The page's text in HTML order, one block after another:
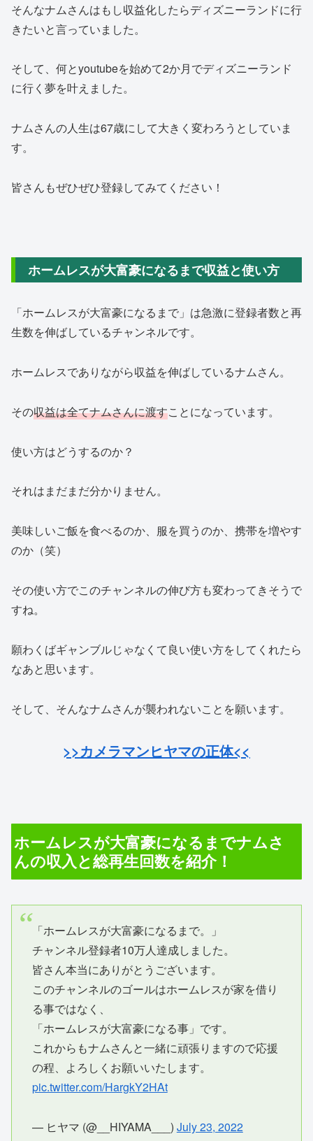
そんなナムさんはもし収益化したらディズニーランドに行
きたいと言っていました。
そして、何とyoutubeを始めて2か月でディズニーランド
に行く夢を叶えました。
ナムさんの人生は67歳にして大きく変わろうとしていま
す。
皆さんもぜひぜひ登録してみてください！
ホームレスが大富豪になるまで収益と使い方
「ホームレスが大富豪になるまで」は急激に登録者数と再
生数を伸ばしているチャンネルです。
ホームレスでありながら収益を伸ばしているナムさん。
その収益は全てナムさんに渡すことになっています。
使い方はどうするのか？
それはまだまだ分かりません。
美味しいご飯を食べるのか、服を買うのか、携帯を増やす
のか（笑）
その使い方でこのチャンネルの伸び方も変わってきそうで
すね。
願わくばギャンブルじゃなくて良い使い方をしてくれたら
なあと思います。
そして、そんなナムさんが襲われないことを願います。
>>カメラマンヒヤマの正体<<
ホームレスが大富豪になるまでナムさ
んの収入と総再生回数を紹介！
「ホームレスが大富豪になるまで。」
チャンネル登録者10万人達成しました。
皆さん本当にありがとうございます。
このチャンネルのゴールはホームレスが家を借り
る事ではなく、
「ホームレスが大富豪になる事」です。
これからもナムさんと一緒に頑張りますので応援
の程、よろしくお願いいたします。
pic.twitter.com/HargkY2HAt
— ヒヤマ (@__HIYAMA___) July 23, 2022